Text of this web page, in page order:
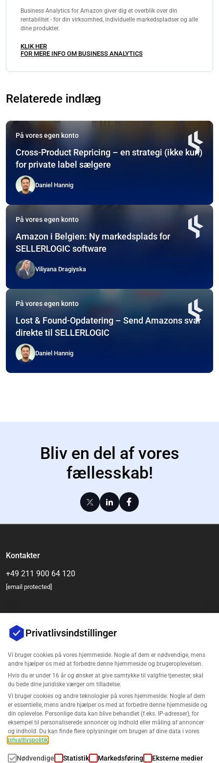
Business Analytics for Amazon giver dig et overblik over din
rentabilitet - for din virksomhed, individuelle markedspladser og alle
dine produkter.
KLIK HER
FOR MERE INFO OM BUSINESS ANALYTICS
Relaterede indlæg
På vores egen konto
Cross-Product Repricing – en strategi (ikke kun)
for private label sælgere
Daniel Hannig
På vores egen konto
Amazon i Belgien: Ny markedsplads for
SELLERLOGIC software
Viliyana Dragiyska
På vores egen konto
Lost & Found-Opdatering – Send Amazons svar
direkte til SELLERLOGIC
Daniel Hannig
Bliv en del af vores
fællesskab!
Kontakter
+49 211 900 64 120
[email protected]
Virksomhed
Support
Løsninger til Amazon
Privatlivsindstillinger
Vi bruger cookies på vores hjemmeside. Nogle af dem er nødvendige, mens
andre hjælper os med at forbedre denne hjemmeside og brugeroplevelsen.
Hvis du er under 16 år og ønsker at give samtykke til valgfrie tjenester, skal
du bede dine juridiske værger om tilladelse.
Vi bruger cookies og andre teknologier på vores hjemmeside. Nogle af dem
er essentielle, mens andre hjælper os med at forbedre denne hjemmeside og
din oplevelse. Personlige data kan blive behandlet (f.eks. IP-adresser), for
eksempel til personaliserede annoncer og indhold eller måling af annoncer
og indhold. Du kan finde flere oplysninger om brugen af dine data i vores
privatlivspolitik
Nødvendige Statistik Markedsføring Eksterne medier